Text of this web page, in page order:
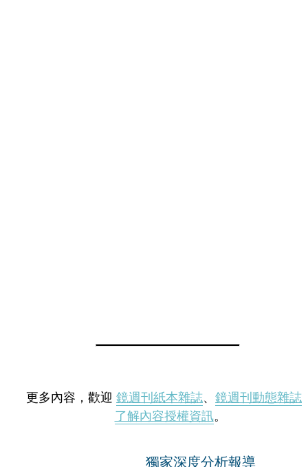
更多內容，歡迎 鏡週刊紙本雜誌、 鏡週刊動態雜誌
了解內容授權資訊。
獨家深度分析報導